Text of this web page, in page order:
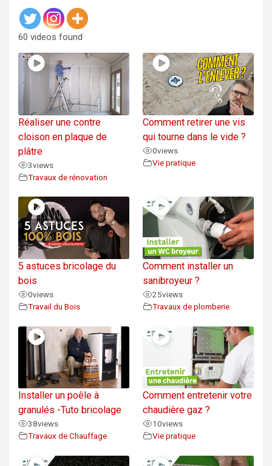
60 videos found
Réaliser une contre
cloison en plaque de
plâtre
3views
Travaux de rénovation
Comment retirer une vis
qui tourne dans le vide ?
0views
Vie pratique
5 astuces bricolage du
bois
0views
Travail du Bois
Comment installer un
sanibroyeur ?
25views
Travaux de plomberie
Installer un poêle à
granulés -Tuto bricolage
38views
Travaux de Chauffage
Comment entretenir votre
chaudière gaz ?
10views
Vie pratique